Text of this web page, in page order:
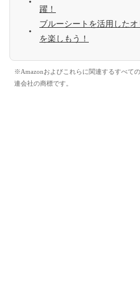
躍！
ブルーシートを活用した
を楽しもう！
※Amazonおよびこれらに関連するすべて
連会社の商標です。